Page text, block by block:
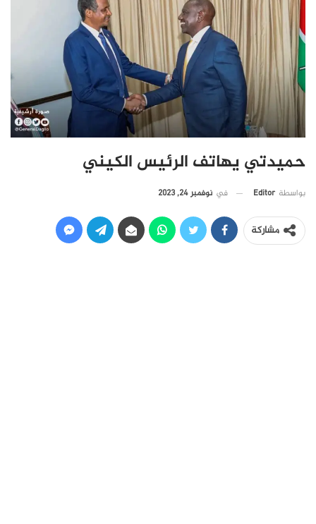
حميدتي يهاتف الرئيس الكيني
بواسطة Editor في نوفمبر 24, 2023
مشاركة